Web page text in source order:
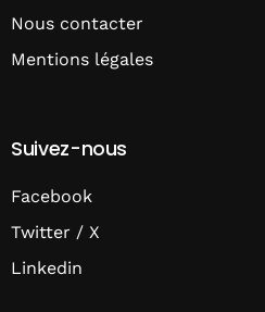
Nous contacter
Mentions légales
Suivez-nous
Facebook
Twitter / X
Linkedin